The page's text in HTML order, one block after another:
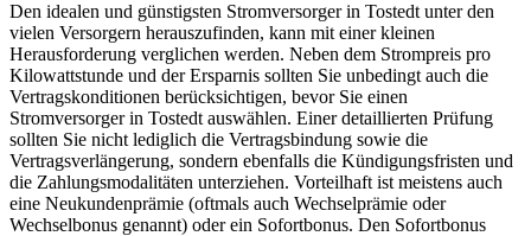
Den idealen und günstigsten Stromversorger in Tostedt unter den
vielen Versorgern herauszufinden, kann mit einer kleinen
Herausforderung verglichen werden. Neben dem Strompreis pro
Kilowattstunde und der Ersparnis sollten Sie unbedingt auch die
Vertragskonditionen berücksichtigen, bevor Sie einen
Stromversorger in Tostedt auswählen. Einer detaillierten Prüfung
sollten Sie nicht lediglich die Vertragsbindung sowie die
Vertragsverlängerung, sondern ebenfalls die Kündigungsfristen und
die Zahlungsmodalitäten unterziehen. Vorteilhaft ist meistens auch
eine Neukundenprämie (oftmals auch Wechselprämie oder
Wechselbonus genannt) oder ein Sofortbonus. Den Sofortbonus